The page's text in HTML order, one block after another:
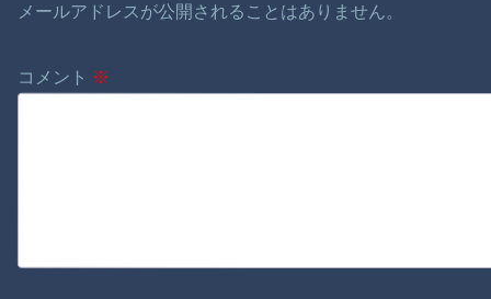
メールアドレスが公開されることはありません。
コメント ※